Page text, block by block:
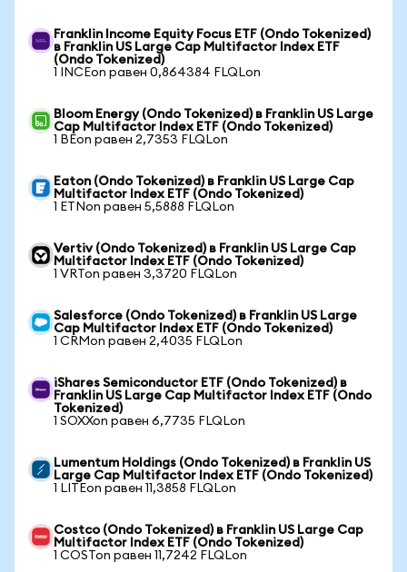
Franklin Income Equity Focus ETF (Ondo Tokenized)
в Franklin US Large Cap Multifactor Index ETF
(Ondo Tokenized)
1 INCEon равен 0,864384 FLQLon
Bloom Energy (Ondo Tokenized) в Franklin US Large
Cap Multifactor Index ETF (Ondo Tokenized)
1 BEon равен 2,7353 FLQLon
Eaton (Ondo Tokenized) в Franklin US Large Cap
Multifactor Index ETF (Ondo Tokenized)
1 ETNon равен 5,5888 FLQLon
Vertiv (Ondo Tokenized) в Franklin US Large Cap
Multifactor Index ETF (Ondo Tokenized)
1 VRTon равен 3,3720 FLQLon
Salesforce (Ondo Tokenized) в Franklin US Large
Cap Multifactor Index ETF (Ondo Tokenized)
1 CRMon равен 2,4035 FLQLon
iShares Semiconductor ETF (Ondo Tokenized) в
Franklin US Large Cap Multifactor Index ETF (Ondo
Tokenized)
1 SOXXon равен 6,7735 FLQLon
Lumentum Holdings (Ondo Tokenized) в Franklin US
Large Cap Multifactor Index ETF (Ondo Tokenized)
1 LITEon равен 11,3858 FLQLon
Costco (Ondo Tokenized) в Franklin US Large Cap
Multifactor Index ETF (Ondo Tokenized)
1 COSTon равен 11,7242 FLQLon